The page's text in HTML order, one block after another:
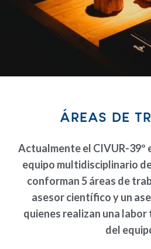
ÁREAS DE
Actualmente el CIVUR-39º
equipo multidisciplinario
conforman5 áreas de
asesor científico y un
quienes realizan una
del